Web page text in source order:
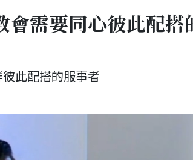
會需要同心彼此配搭
此配搭的服事者